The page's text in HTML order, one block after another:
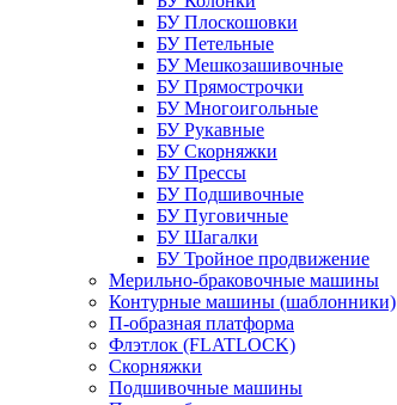
БУ Плоскошовки
БУ Петельные
БУ Мешкозашивочные
БУ Прямострочки
БУ Многоигольные
БУ Рукавные
БУ Скорняжки
БУ Прессы
БУ Подшивочные
БУ Пуговичные
БУ Шагалки
БУ Тройное продвижение
Мерильно-браковочные машины
Контурные машины (шаблонники)
П-образная платформа
Флэтлок (FLATLOCK)
Скорняжки
Подшивочные машины